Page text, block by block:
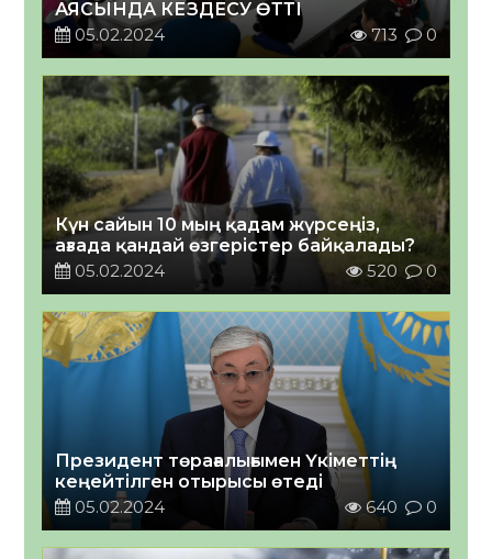
АЯСЫНДА КЕЗДЕСУ ӨТТІ
05.02.2024
713 0
Күн сайын 10 мың қадам жүрсеңіз,
ағзада қандай өзгерістер байқалады?
05.02.2024
520 0
Президент төрағалығымен Үкіметтің
кеңейтілген отырысы өтеді
05.02.2024
640 0